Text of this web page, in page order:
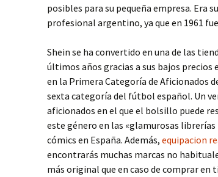
posibles para su pequeña empresa. Era
profesional argentino, ya que en 1961
Shein se ha convertido en una de las
últimos años gracias a sus bajos precios
en la Primera Categoría de Aficionados
sexta categoría del fútbol español. Un
aficionados en el que el bolsillo puede
este género en las «glamurosas librerías
cómics en España. Además, equipacion
encontrarás muchas marcas no
más original que en caso de comprar